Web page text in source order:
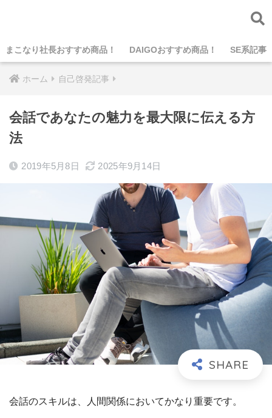
まこなり社長おすすめ商品！ DAIGOおすすめ商品！ SE系記事
ホーム 自己啓発記事
会話であなたの魅力を最大限に伝える方
法
2019年5月8日 2025年9月14日
会話のスキルは、人間関係においてかなり重要です。